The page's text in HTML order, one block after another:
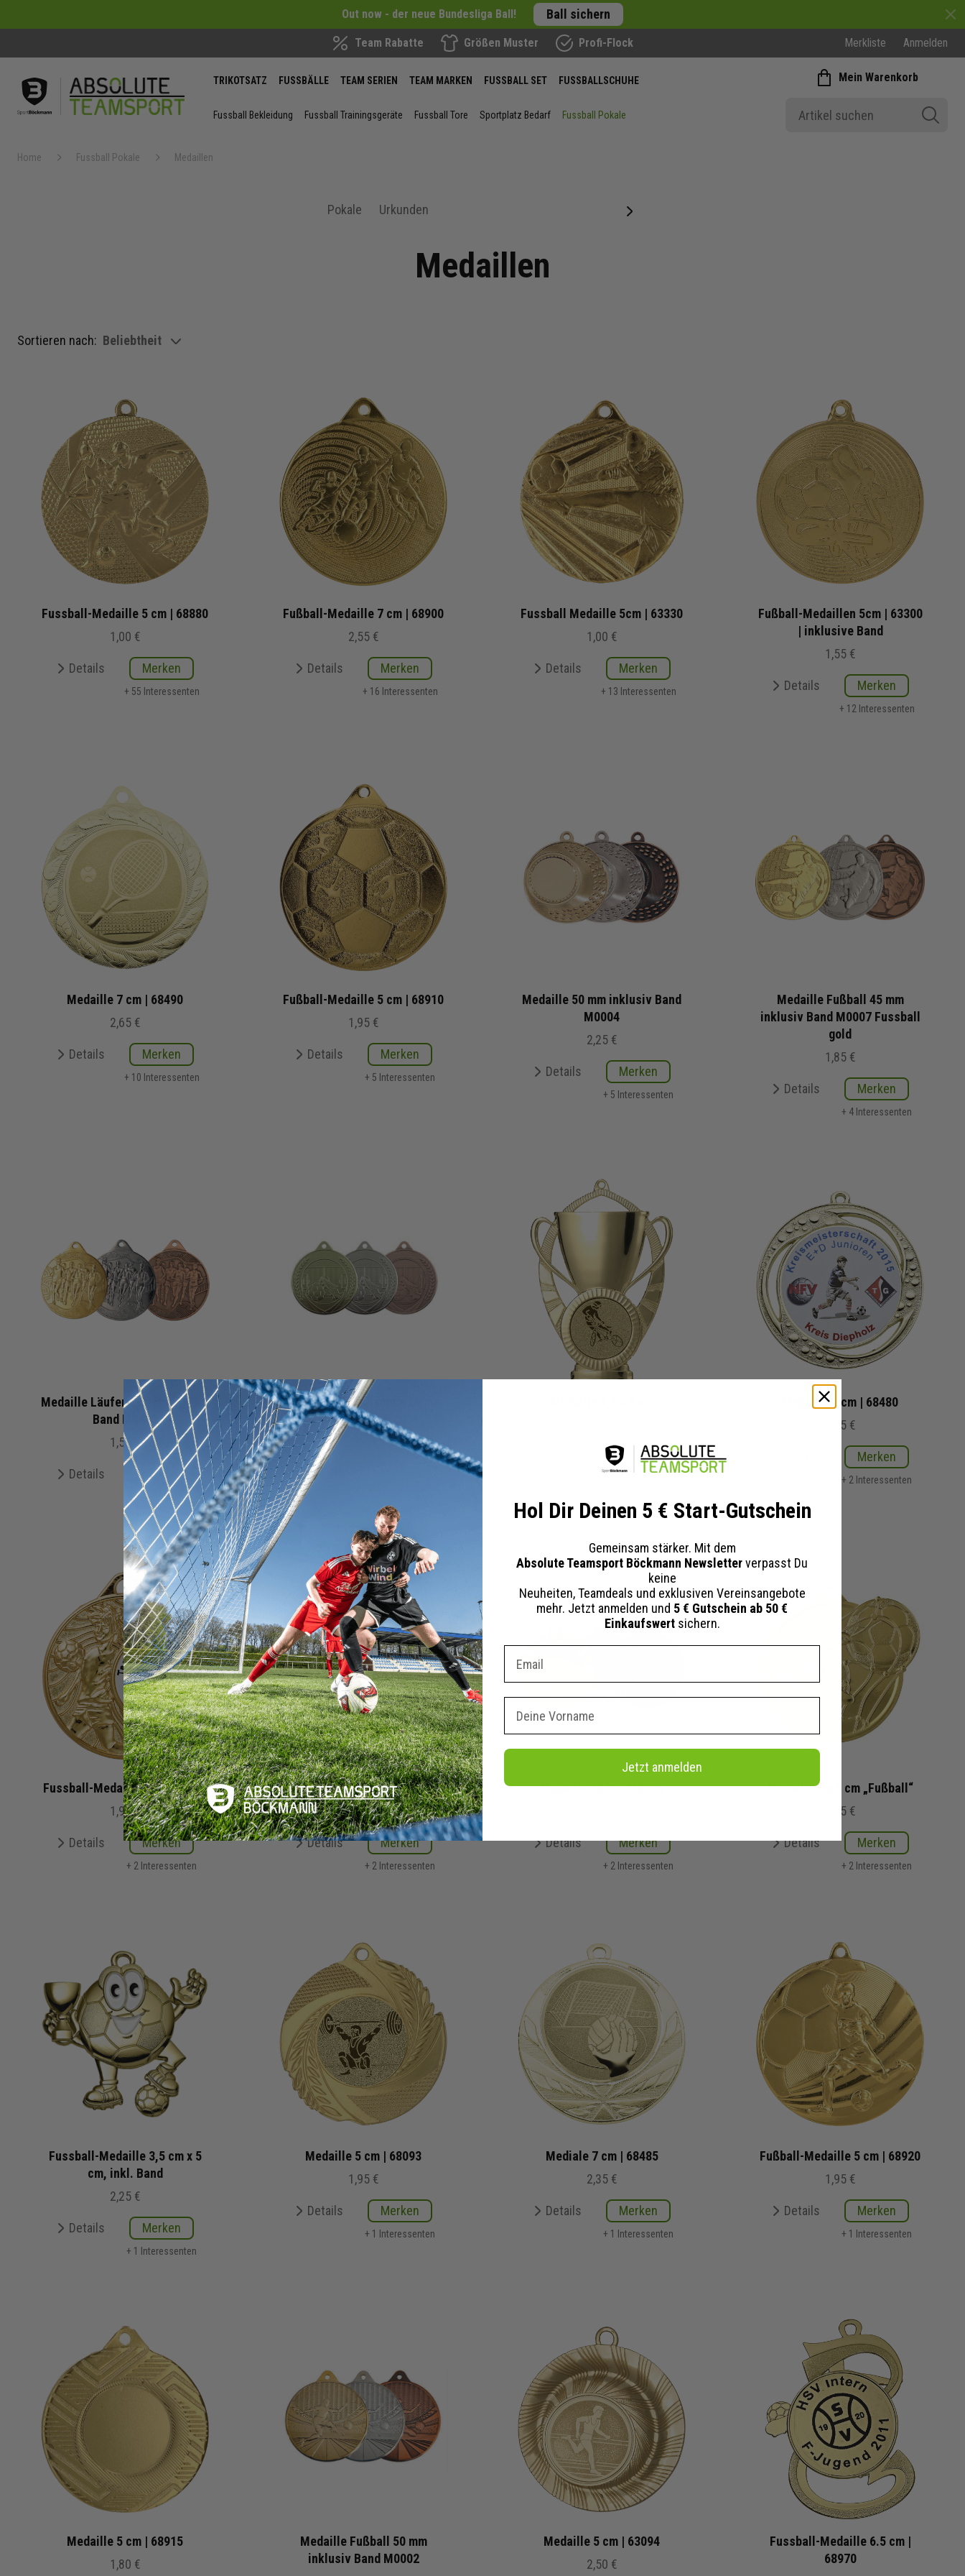
Out now - der neue Bundesliga Ball! Ball sichern
Team Rabatte Größen Muster Profi-Flock Merkliste Anmelden
TRIKOTSATZ FUSSBÄLLE TEAM SERIEN TEAM MARKEN FUSSBALL SET FUSSBALLSCHUHE
Fussball Bekleidung Fussball Trainingsgeräte Fussball Tore Sportplatz Bedarf Fussball Pokale
Mein Warenkorb
Home Fussball Pokale Medaillen
Pokale
Urkunden
Medaillen
Sortieren nach: show filteroptions
Beliebtheit
Fussball-Medaille 5 cm | 68880
1,00 €
Details Merken
+ 55 Interessenten
Fußball-Medaille 7 cm | 68900
2,55 €
Details Merken
+ 16 Interessenten
Fussball Medaille 5cm | 63330
1,00 €
Details Merken
+ 13 Interessenten
Fußball-Medaillen 5cm | 63300
| inklusive Band
1,55 €
Details Merken
+ 12 Interessenten
Medaille 7 cm | 68490
2,65 €
Details Merken
+ 10 Interessenten
Fußball-Medaille 5 cm | 68910
1,95 €
Details Merken
+ 5 Interessenten
Medaille 50 mm inklusiv Band
M0004
2,25 €
Details Merken
+ 5 Interessenten
Medaille Fußball 45 mm
inklusiv Band M0007 Fussball
gold
1,85 €
Details Merken
+ 4 Interessenten
Medaille Läufer 50 mm inklusiv
Band M0006
1,55 €
Details Merken
+ 4 Interessenten
Medaille Fußballschuh 50 mm
inklusiv Band M0001
Details
Merken
Medaille 7 cm | 68480
3,35 €
Merken
+ 2 Interessenten
Fussball-Medaille 5cm | 69070
1,95 €
Details Merken
+ 2 Interessenten
Fußball-Medaille 5 cm | 68450
2,15 €
Details Merken
+ 2 Interessenten
Medaille 70 mm M0005
Details Merken
+ 2 Interessenten
Medaille 6 x 5 cm „Fußball“
1,95 €
Details Merken
+ 2 Interessenten
Fussball-Medaille 3,5 cm x 5
cm, inkl. Band
2,25 €
Details Merken
+ 1 Interessenten
Medaille 5 cm | 68093
1,95 €
Details Merken
+ 1 Interessenten
Mediale 7 cm | 68485
2,35 €
Details Merken
+ 1 Interessenten
Fußball-Medaille 5 cm | 68920
1,95 €
Details Merken
+ 1 Interessenten
Medaille 5 cm | 68915
1,80 €
Medaille Fußball 50 mm
inklusiv Band M0002
Medaille 5 cm | 63094
2,50 €
Fussball-Medaille 6.5 cm |
68970
Hol Dir Deinen 5 € Start-Gutschein
Gemeinsam stärker. Mit dem
Absolute Teamsport Böckmann Newsletterverpasst Du
keine
Neuheiten, Teamdeals und exklusiven Vereinsangebote
mehr. Jetzt anmelden und 5 € Gutschein ab 50 €
Einkaufswertsichern.
Jetzt anmelden